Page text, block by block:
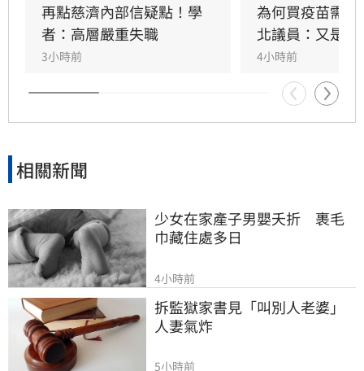
為，慈濟固然被當盤子詐騙，但和疫情爆發後疫
苗確實不足，根本是兩碼事，批評綠營偷換概念
洗記憶的手法太過粗糙。更有大批網友回顧郭台
銘2023年「大小姐說不要買」的貼文，認為內容
較符合當初疫苗採購受政治因素卡關或延遲的時
間線 。
再點慈濟內部信疑點！學
者：高層嚴重失職
3小時前
為何買疫苗需
北議員：又是中
4小時前
相關新聞
少女在家產子男嬰夭折　裹毛
巾藏住處多日
4小時前
拆監獄家書見「叫別人老婆」
人妻氣炸
5小時前